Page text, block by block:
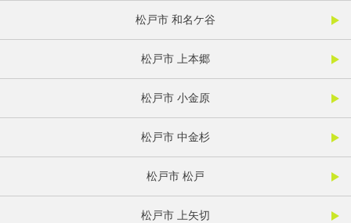
松戸市 和名ケ谷
松戸市 上本郷
松戸市 小金原
松戸市 中金杉
松戸市 松戸
松戸市 上矢切